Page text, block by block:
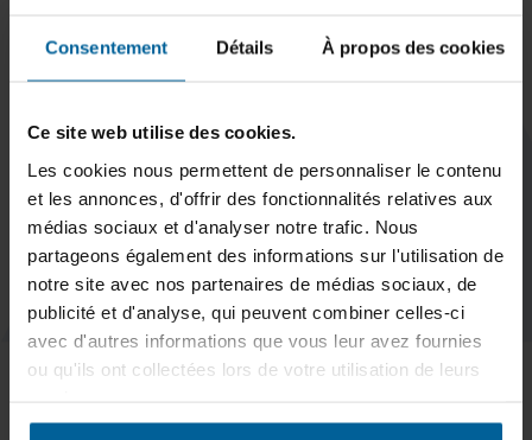
Consentement Détails À propos des cookies
Ce site web utilise des cookies.
Les cookies nous permettent de personnaliser le contenu
et les annonces, d'offrir des fonctionnalités relatives aux
médias sociaux et d'analyser notre trafic. Nous
partageons également des informations sur l'utilisation de
notre site avec nos partenaires de médias sociaux, de
publicité et d'analyse, qui peuvent combiner celles-ci
avec d'autres informations que vous leur avez fournies
ou qu'ils ont collectées lors de votre utilisation de leurs
KEEP IN TOUCH
MARKETS
Trains & subways
AGVs – AMR & Logistics robots